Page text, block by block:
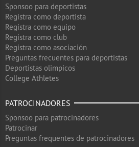
Sponsoo para deportistas
Registra como deportista
Registra como equipo
Registra como club
Registra como asociación
Preguntas frecuentes para deportistas
Deportistas olimpicos
College Athletes
PATROCINADORES
Sponsoo para patrocinadores
Patrocinar
Preguntas frequentes de patrocinadores